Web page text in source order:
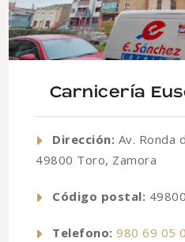
Carnicería
Dirección: Av. Ronda
49800 Toro, Zamora
Código postal: 49800
Telefono: 980 69 05